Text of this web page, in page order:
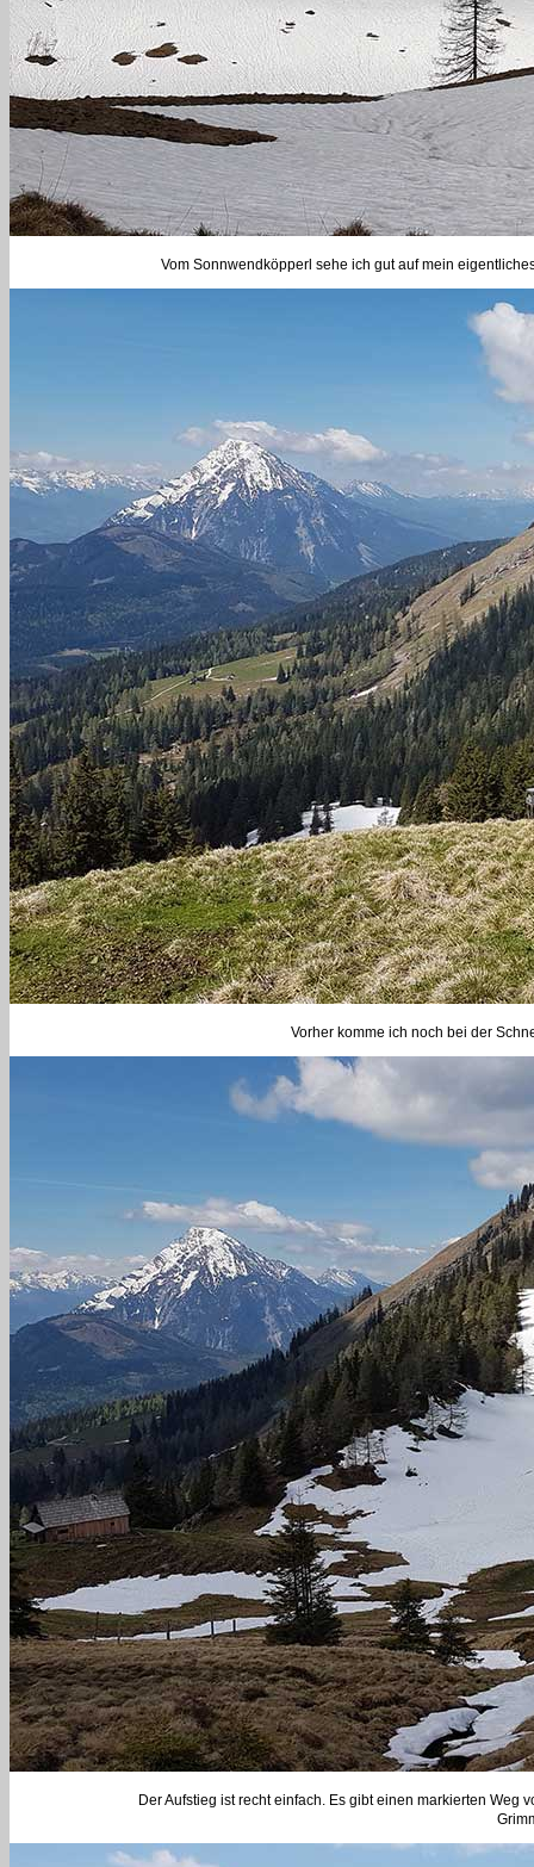
Vom Sonnwendköpperl sehe ich gut auf mein
Vorher komme ich noch bei der
Der Aufstieg ist recht einfach. Es gibt einen markierten